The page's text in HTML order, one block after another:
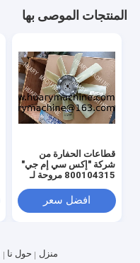
المنتجات الموصى بها
قطاعات الحفارة من
شركة "إكس سي إم جي"
800104315 مروحة لـ
افضل سعر
منزل حول نا